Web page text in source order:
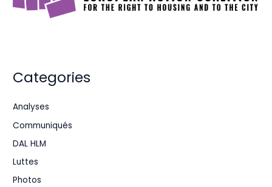
Categories
Analyses
Communiqués
DAL HLM
Luttes
Photos